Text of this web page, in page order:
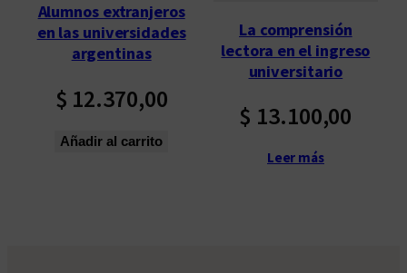
Alumnos extranjeros
en las universidades
argentinas
$ 12.370,00
Añadir al carrito
La comprensión
lectora en el ingreso
universitario
$ 13.100,00
Leer más